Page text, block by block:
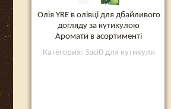
Олія YRE в олівці для дбайливого
догляду за кутикулою
Аромати в асортименті
Категория: Засіб для кутикули